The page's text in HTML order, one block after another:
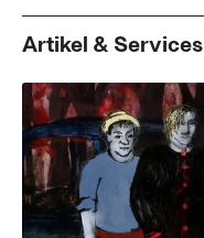
Artikel & Services